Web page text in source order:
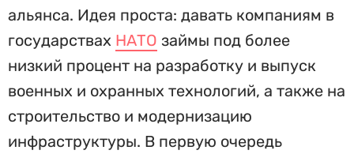
альянса. Идея проста: давать компаниям в
государствах НАТО займы под более
низкий процент на разработку и выпуск
военных и охранных технологий, а также на
строительство и модернизацию
инфраструктуры. В первую очередь